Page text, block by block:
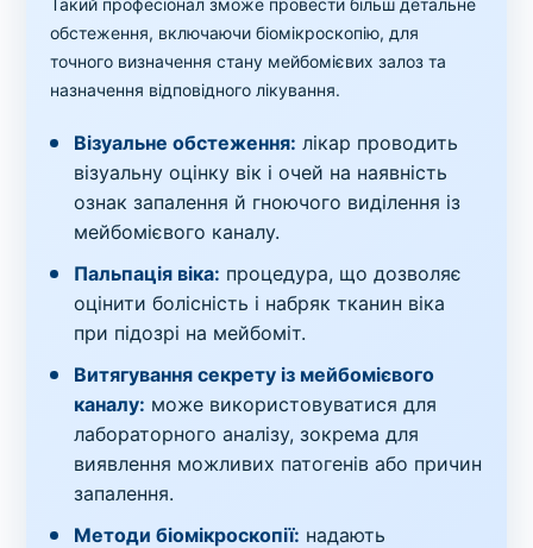
обстеження, включаючи біомікроскопію, для
точного визначення стану мейбомієвих залоз та
назначення відповідного лікування.
Візуальне обстеження: лікар проводить
візуальну оцінку вік і очей на наявність
ознак запалення й гноючого виділення із
мейбомієвого каналу.
Пальпація віка: процедура, що дозволяє
оцінити болісність і набряк тканин віка
при підозрі на мейбоміт.
Витягування секрету із мейбомієвого
каналу: може використовуватися для
лабораторного аналізу, зокрема для
виявлення можливих патогенів або причин
запалення.
Методи біомікроскопії: надають